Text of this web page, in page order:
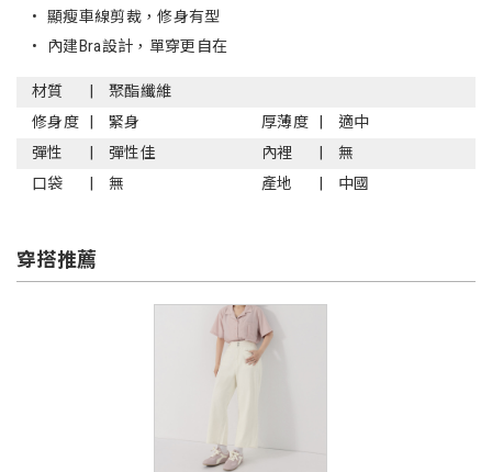
• 顯瘦車線剪裁，修身有型
• 內建Bra設計，單穿更自在
材質
聚酯纖維
修身度
緊身 厚薄度
適中
彈性
彈性佳 內裡
無
口袋
無 產地 中國
穿搭推薦